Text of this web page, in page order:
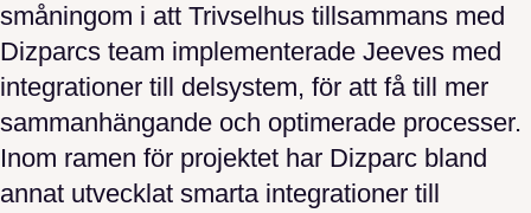
småningom i att Trivselhus tillsammans med
Dizparcs team implementerade Jeeves med
integrationer till delsystem, för att få till mer
sammanhängande och optimerade processer.
Inom ramen för projektet har Dizparc bland
annat utvecklat smarta integrationer till